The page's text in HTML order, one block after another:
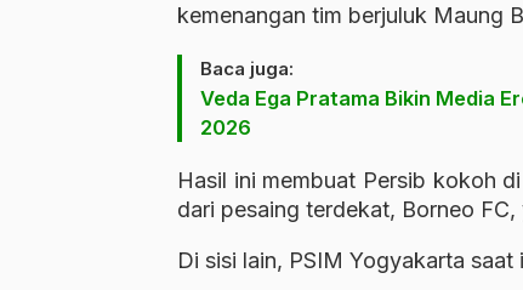
kemenangan tim berjuluk Maung
Baca juga:
Veda Ega Pratama Bikin Media
2026
Hasil ini membuat Persib kokoh
dari pesaing terdekat, Borneo
Di sisi lain, PSIM Yogyakarta